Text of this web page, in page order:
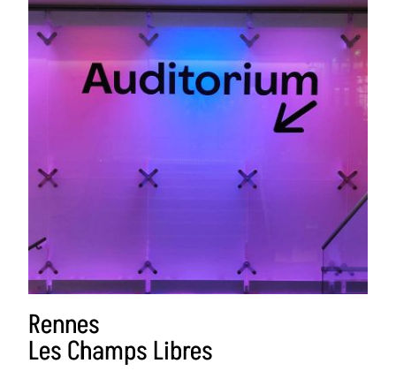
Rennes
Les Champs Libres